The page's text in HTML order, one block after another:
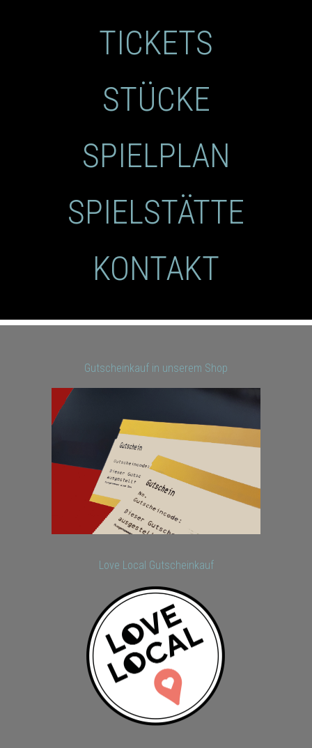
TICKETS
STÜCKE
SPIELPLAN
SPIELSTÄTTE
KONTAKT
Gutscheinkauf in unserem Shop
Love Local Gutscheinkauf